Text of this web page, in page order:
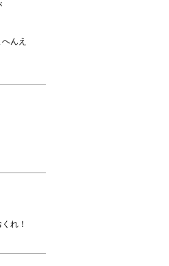
んえ
れ！